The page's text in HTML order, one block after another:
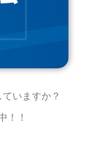
いますか？
！！